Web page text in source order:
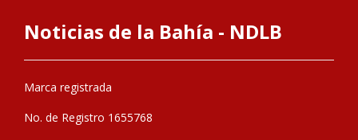
Noticias de la Bahía - NDLB
Marca registrada
No. de Registro 1655768